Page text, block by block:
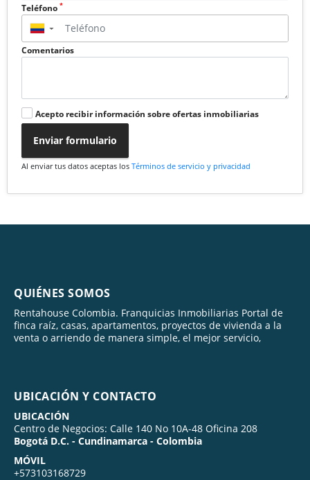
Teléfono *
▼
Comentarios
Acepto recibir información sobre ofertas inmobiliarias
Enviar formulario
Al enviar tus datos aceptas los Términos de servicio y privacidad
QUIÉNES SOMOS
Rentahouse Colombia. Franquicias Inmobiliarias Portal de
finca raíz, casas, apartamentos, proyectos de vivienda a la
venta o arriendo de manera simple, el mejor servicio,
UBICACIÓN Y CONTACTO
UBICACIÓN
Centro de Negocios: Calle 140 No 10A-48 Oficina 208
Bogotá D.C. - Cundinamarca - Colombia
MÓVIL
+573103168729